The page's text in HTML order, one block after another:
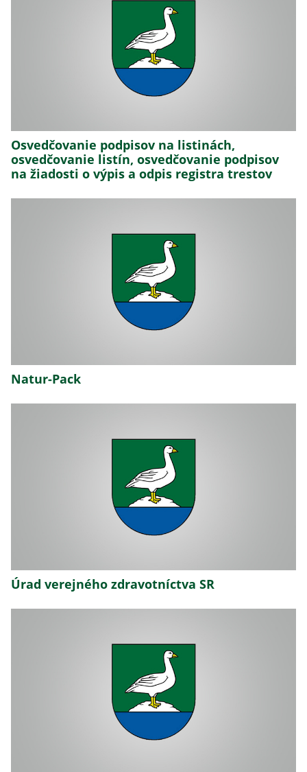
Osvedčovanie podpisov na listinách,
osvedčovanie listín, osvedčovanie podpisov
na žiadosti o výpis a odpis registra trestov
Natur-Pack
Úrad verejného zdravotníctva SR